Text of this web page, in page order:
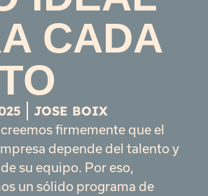
CADA
JOSE BOIX
creemos firmemente que el
depende del talento y
su equipo. Por eso,
un sólido programa de